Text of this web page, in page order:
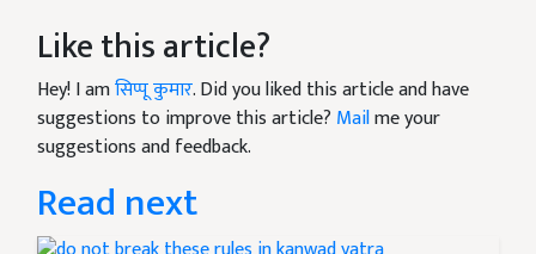
Like this article?
Hey! I amसिप्पू कुमार. Did you liked this article and have
suggestions to improve this article? Mailme your
suggestions and feedback.
Read next